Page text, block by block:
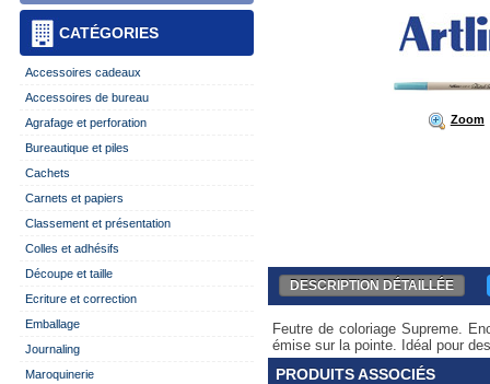
CATÉGORIES
Accessoires cadeaux
Accessoires de bureau
Agrafage et perforation
Bureautique et piles
Cachets
Carnets et papiers
Classement et présentation
Colles et adhésifs
Découpe et taille
Ecriture et correction
Emballage
Journaling
Maroquinerie
Zoom
DESCRIPTION DÉTAILLÉE
Feutre de coloriage Supreme.
émise sur la pointe. Idéal pour
PRODUITS ASSOCIÉS